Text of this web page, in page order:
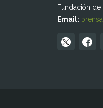
Fundación de
Email: